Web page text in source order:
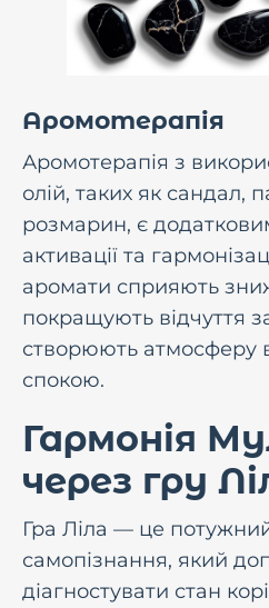
Аромотерапія
Аромотерапія з
олій, таких як сандал,
розмарин, є
активації та
аромати сприяють
покращують відчуття
створюють атмосферу
спокою.
Гармонія
через гру
Гра Ліла — це
самопізнання, який
діагностувати стан